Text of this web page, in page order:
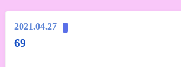
2021.04.27
69